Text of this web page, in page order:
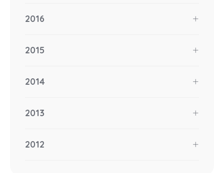
2016
2015
2014
2013
2012